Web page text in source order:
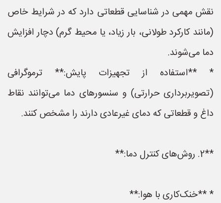
نقش مهمی در شناسایی قطعاتی دارد که در شرایط خاص
(مانند کارکرد طولانی، بار زیاد، یا محیط گرم) دچار افزایش
دما می‌شوند.
* **استفاده از تجهیزات پایش:** ترموگرافی
(تصویربرداری حرارتی) و سنسورهای دما می‌توانند نقاط
داغ و قطعاتی که دمای غیرعادی دارند را مشخص کنند.
**2. روش‌های کنترل دما:**
* **خنک‌کاری با هوا:**